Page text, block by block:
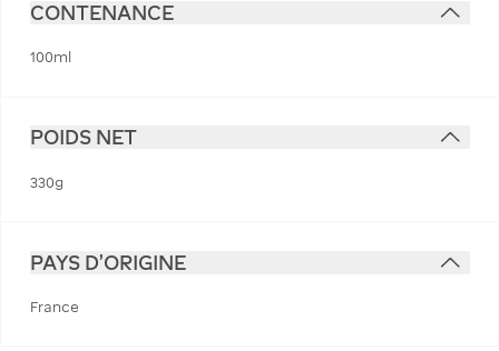
CONTENANCE
100ml
POIDS NET
330g
PAYS D'ORIGINE
France